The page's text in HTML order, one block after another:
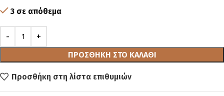
3 σε απόθεμα
ΠΡΟΣΘΉΚΗ ΣΤΟ ΚΑΛΆΘΙ
Προσθήκη στη λίστα επιθυμιών